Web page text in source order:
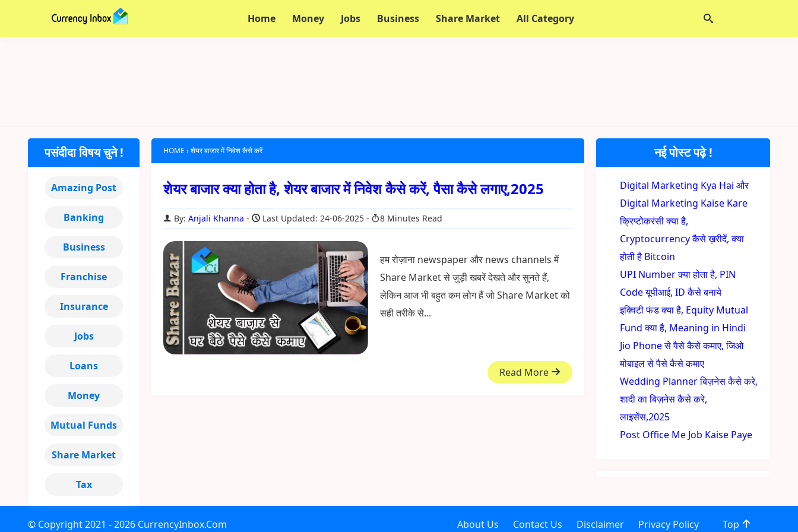
Home Money Jobs Business Share Market All Category
HOME ›शेयर बाजार में निवेश कैसे करें
शेयर बाजार क्या होता है, शेयर बाजार में निवेश कैसे करें, पैसा कैसे लगाए,2025
By:Anjali Khanna Last Updated: 24-06-2025 8 Minutes Read
हम रोज़ाना newspaper और news channels में
Share Market से जुड़ी खबरें देखते और सुनते हैं,
लेकिन आज भी बहुत कम लोग हैं जो Share Market को
सही तरीके से...
Read More
नई पोस्ट पढ़े !
Digital Marketing Kya Hai और
Digital Marketing Kaise Kare
क्रिप्टोकरंसी क्या है,
Cryptocurrency कैसे ख़रीदें, क्या
होती है Bitcoin
UPI Number क्या होता है, PIN
Code यूपीआई, ID कैसे बनाये
इक्विटी फंड क्या है, Equity Mutual
Fund क्या है, Meaning in Hindi
Jio Phone से पैसे कैसे कमाए, जिओ
मोबाइल से पैसे कैसे कमाए
Wedding Planner बिज़नेस कैसे करे,
शादी का बिज़नेस कैसे करे,
लाइसेंस,2025
Post Office Me Job Kaise Paye
पसंदीदा विषय चुने !
Amazing Post
Banking
Business
Franchise
Insurance
Jobs
Loans
Money
Mutual Funds
Share Market
Tax
© Copyright2021 - 2026 CurrencyInbox.Com About Us Contact Us Disclaimer Privacy Policy Top